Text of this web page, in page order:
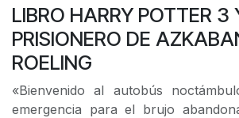
LIBRO HARRY POTTER 3
PRISIONERO DE
ROELING
«Bienvenido al autobús
emergencia para el brujo